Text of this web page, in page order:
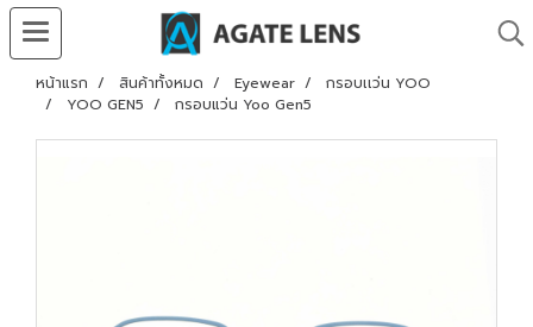
หน้าแรก สินค้าทั้งหมด Eyewear
กรอบเเว่น YOO
YOO GEN5
กรอบแว่น Yoo Gen5